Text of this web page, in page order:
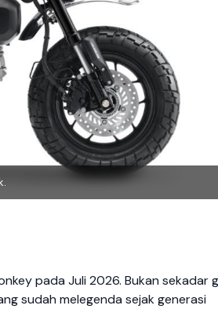
pada Juli 2026. Bukan sekadar
sudah melegenda sejak generasi